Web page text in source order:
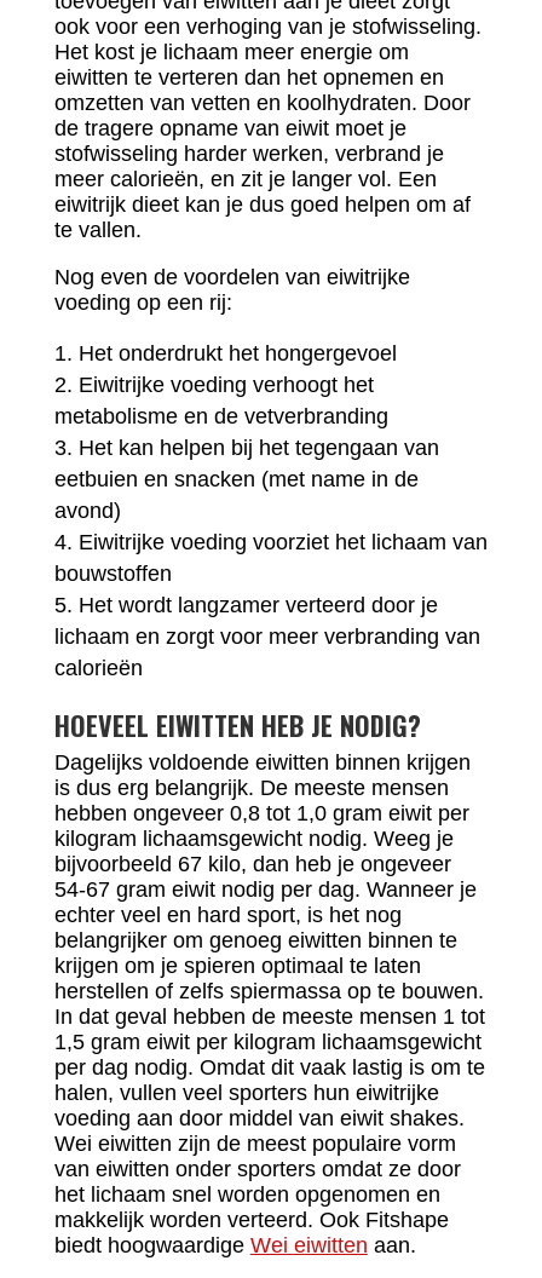
ook voor een verhoging van je stofwisseling.
Het kost je lichaam meer energie om
eiwitten te verteren dan het opnemen en
omzetten van vetten en koolhydraten. Door
de tragere opname van eiwit moet je
stofwisseling harder werken, verbrand je
meer calorieën, en zit je langer vol. Een
eiwitrijk dieet kan je dus goed helpen om af
te vallen.
Nog even de voordelen van eiwitrijke
voeding op een rij:
Het onderdrukt het hongergevoel
Eiwitrijke voeding verhoogt het
metabolisme en de vetverbranding
Het kan helpen bij het tegengaan van
eetbuien en snacken (met name in de
avond)
Eiwitrijke voeding voorziet het lichaam van
bouwstoffen
Het wordt langzamer verteerd door je
lichaam en zorgt voor meer verbranding van
calorieën
HOEVEEL EIWITTEN HEB JE NODIG?
Dagelijks voldoende eiwitten binnen krijgen
is dus erg belangrijk. De meeste mensen
hebben ongeveer 0,8 tot 1,0 gram eiwit per
kilogram lichaamsgewicht nodig. Weeg je
bijvoorbeeld 67 kilo, dan heb je ongeveer
54-67 gram eiwit nodig per dag. Wanneer je
echter veel en hard sport, is het nog
belangrijker om genoeg eiwitten binnen te
krijgen om je spieren optimaal te laten
herstellen of zelfs spiermassa op te bouwen.
In dat geval hebben de meeste mensen 1 tot
1,5 gram eiwit per kilogram lichaamsgewicht
per dag nodig. Omdat dit vaak lastig is om te
halen, vullen veel sporters hun eiwitrijke
voeding aan door middel van eiwit shakes.
Wei eiwitten zijn de meest populaire vorm
van eiwitten onder sporters omdat ze door
het lichaam snel worden opgenomen en
makkelijk worden verteerd. Ook Fitshape
biedt hoogwaardige Wei eiwitten aan.